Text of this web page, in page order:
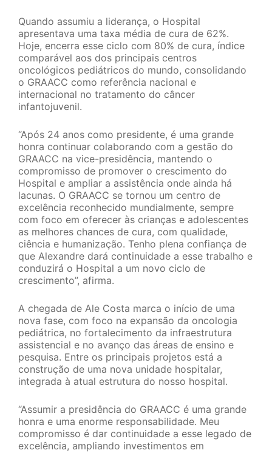
Quando assumiu a liderança, o Hospital
apresentava uma taxa média de cura de 62%.
Hoje, encerra esse ciclo com 80% de cura, índice
comparável aos dos principais centros
oncológicos pediátricos do mundo, consolidando
o GRAACC como referência nacional e
internacional no tratamento do câncer
infantojuvenil.
“Após 24 anos como presidente, é uma grande
honra continuar colaborando com a gestão do
GRAACC na vice-presidência, mantendo o
compromisso de promover o crescimento do
Hospital e ampliar a assistência onde ainda há
lacunas. O GRAACC se tornou um centro de
excelência reconhecido mundialmente, sempre
com foco em oferecer às crianças e adolescentes
as melhores chances de cura, com qualidade,
ciência e humanização. Tenho plena confiança de
que Alexandre dará continuidade a esse trabalho e
conduzirá o Hospital a um novo ciclo de
crescimento”, afirma.
A chegada de Ale Costa marca o início de uma
nova fase, com foco na expansão da oncologia
pediátrica, no fortalecimento da infraestrutura
assistencial e no avanço das áreas de ensino e
pesquisa. Entre os principais projetos está a
construção de uma nova unidade hospitalar,
integrada à atual estrutura do nosso hospital.
“Assumir a presidência do GRAACC é uma grande
honra e uma enorme responsabilidade. Meu
compromisso é dar continuidade a esse legado de
excelência, ampliando investimentos em